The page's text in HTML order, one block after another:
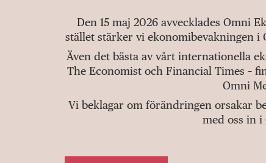
Den 15 maj 2026 avvecklades Omni
stället stärker vi ekonomibevakningen
Även det bästa av vårt internationella
The Economist och Financial Times –
Omni
Vi beklagar om förändringen orsakar
med oss in i